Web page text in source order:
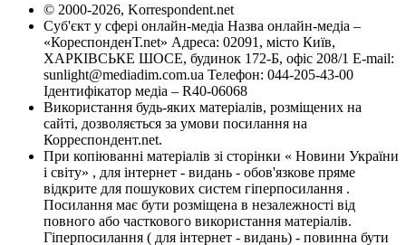
© 2000-2026, Korrespondent.net
Суб'єкт у сфері онлайн-медіа Назва онлайн-медіа –
«КореспонденТ.net» Адреса: 02091, місто Київ,
ХАРКІВСЬКЕ ШОСЕ, будинок 172-Б, офіс 208/1 E-mail:
sunlight@mediadim.com.ua Телефон: 044-205-43-00
Ідентифікатор медіа – R40-06068
Використання будь-яких матеріалів, розміщених на
сайті, дозволяється за умови посилання на
Корреспондент.net.
При копіюванні матеріалів зі сторінки « Новини України
і світу» , для інтернет - видань - обов'язкове пряме
відкрите для пошукових систем гіперпосилання .
Посилання має бути розміщена в незалежності від
повного або часткового використання матеріалів.
Гіперпосилання ( для інтернет - видань) - повинна бути